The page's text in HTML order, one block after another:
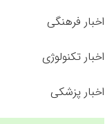
اخبار فرهنگی
اخبار تکنولوژی
اخبار پزشکی